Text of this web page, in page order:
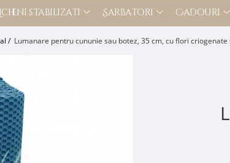
stabilizati Sarbatori Cadouri
/ Lumanare pentru cununie sau botez, 35 cm, cu flori